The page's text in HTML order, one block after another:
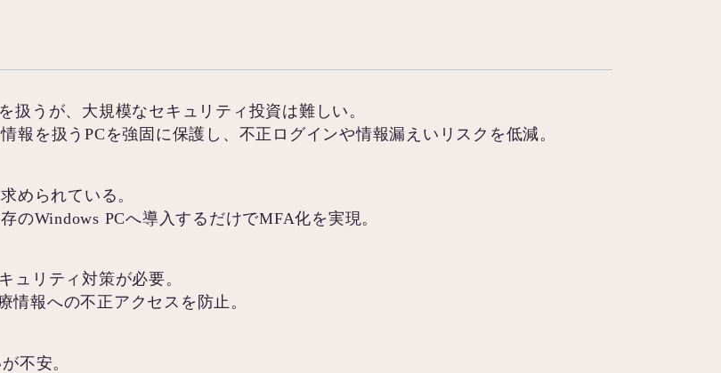
うが、大規模なセキュリティ投資は難しい。
報を扱うPCを強固に保護し、不正ログインや情報漏えいリスクを低減。
められている。
Windows PCへ導入するだけでMFA化を実現。
ュリティ対策が必要。
情報への不正アクセスを防止。
不安。